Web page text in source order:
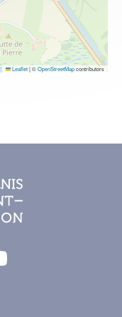
Leaflet|©OpenStreetMapcontributors